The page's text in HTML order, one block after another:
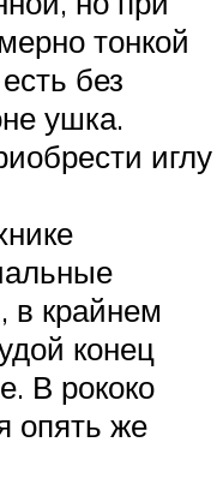
тонкой
без
ушка.
иглу
в крайнем
конец
В рококо
опять же